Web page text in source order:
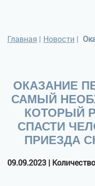
Главная | Новости |
ОКАЗАНИЕ
САМЫЙ
КОТОРЫЙ
СПАСТИ
ПРИЕЗДА
09.09.2023 |